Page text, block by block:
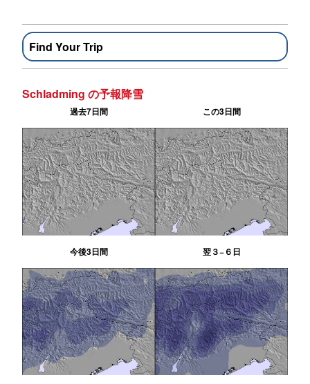
Find Your Trip
Schladming の予報降雪
過去7日間 この3日間
今後3日間 翌３−６日